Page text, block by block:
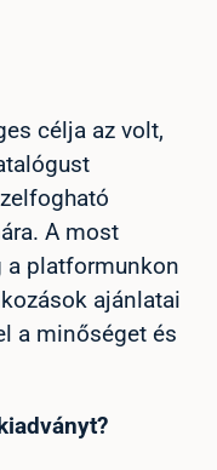
célja az volt,
A most
a platformunkon
ajánlatai
a minőséget és